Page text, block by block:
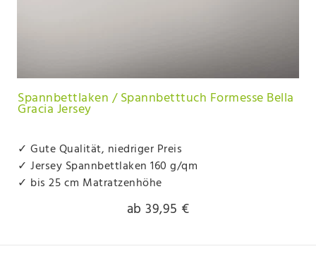
Spannbettlaken / Spannbetttuch Formesse Bella
Gracia Jersey
✓ Gute Qualität, niedriger Preis
✓ Jersey Spannbettlaken 160 g/qm
✓ bis 25 cm Matratzenhöhe
ab 39,95 €